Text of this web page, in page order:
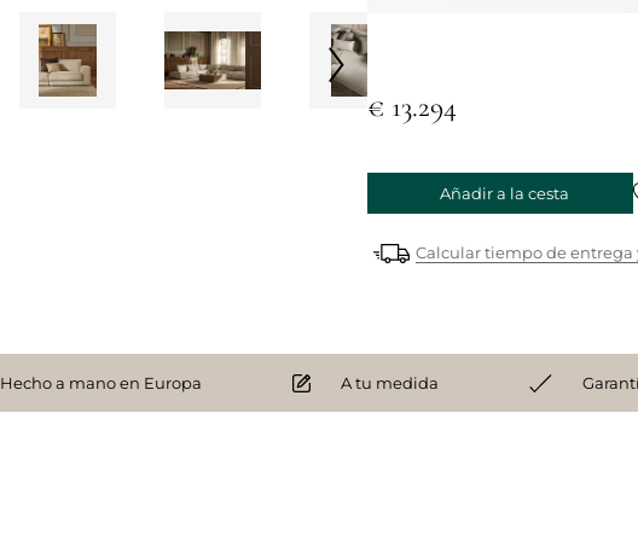
€ 13.294
Añadir a la cesta
Calcular tiempo de entrega
Hecho a mano en Europa A tu medida